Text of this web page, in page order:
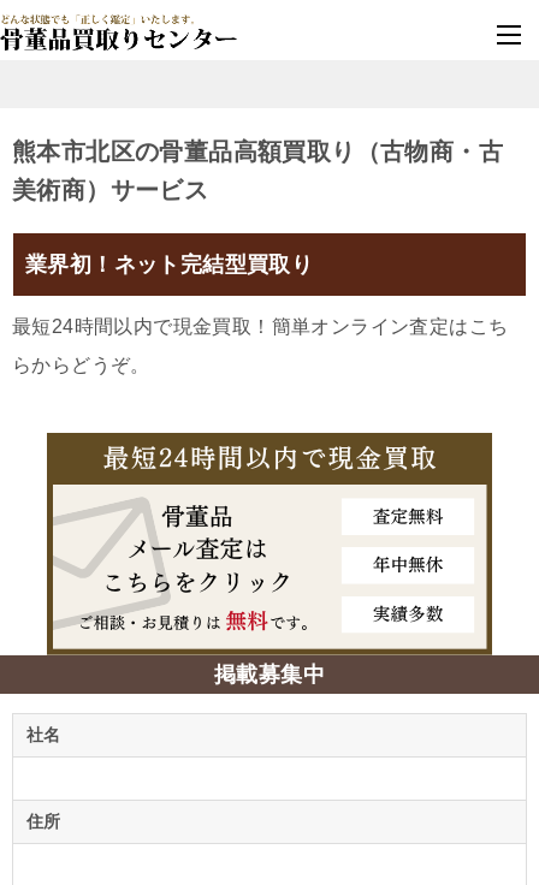
熊本市北区の骨董品高額買取り（古物商・古
美術商）サービス
業界初！ネット完結型買取り
最短24時間以内で現金買取！簡単オンライン査定はこち
らからどうぞ。
掲載募集中
社名
住所